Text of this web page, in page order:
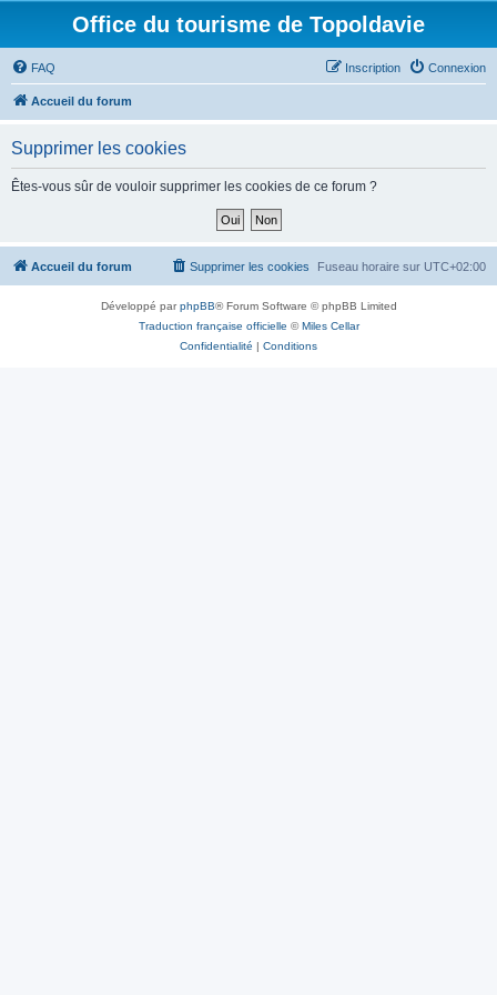
Office du tourisme de Topoldavie
FAQ Connexion
Inscription
Accueil du forum
Supprimer les cookies
Êtes-vous sûr de vouloir supprimer les cookies de ce forum ?
Accueil du forum Fuseau horaire sur UTC+02:00
Supprimer les cookies
Développé parphpBB® Forum Software © phpBB Limited
Traduction française officielle ©Miles Cellar
Confidentialité | Conditions